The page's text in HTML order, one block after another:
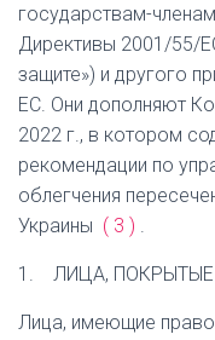
государствам-
Директивы 2001/55/
защите») и другого
ЕС. Они дополняют
2022 г., в котором
рекомендации по
облегчения
Украины ( 3 ) .
1. ЛИЦА,
Лица, имеющие